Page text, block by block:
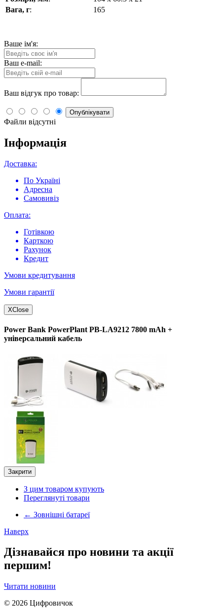
Вага, г: 165
Ваше ім'я:
Ваш e-mail:
Ваш відгук про товар:
Опублікувати
Файли відсутні
Інформація
Доставка:
По Україні
Адресна
Самовивіз
Оплата:
Готівкою
Карткою
Рахунок
Кредит
Умови кредитування
Умови гарантії
XClose
Power Bank PowerPlant PB-LA9212 7800 mAh +
універсальний кабель
Закрити
З цим товаром купують
Переглянуті товари
← Зовнішні батареї
Наверх
Дізнавайся про новини та акції
першим!
Читати новини
© 2026 Цифровичок